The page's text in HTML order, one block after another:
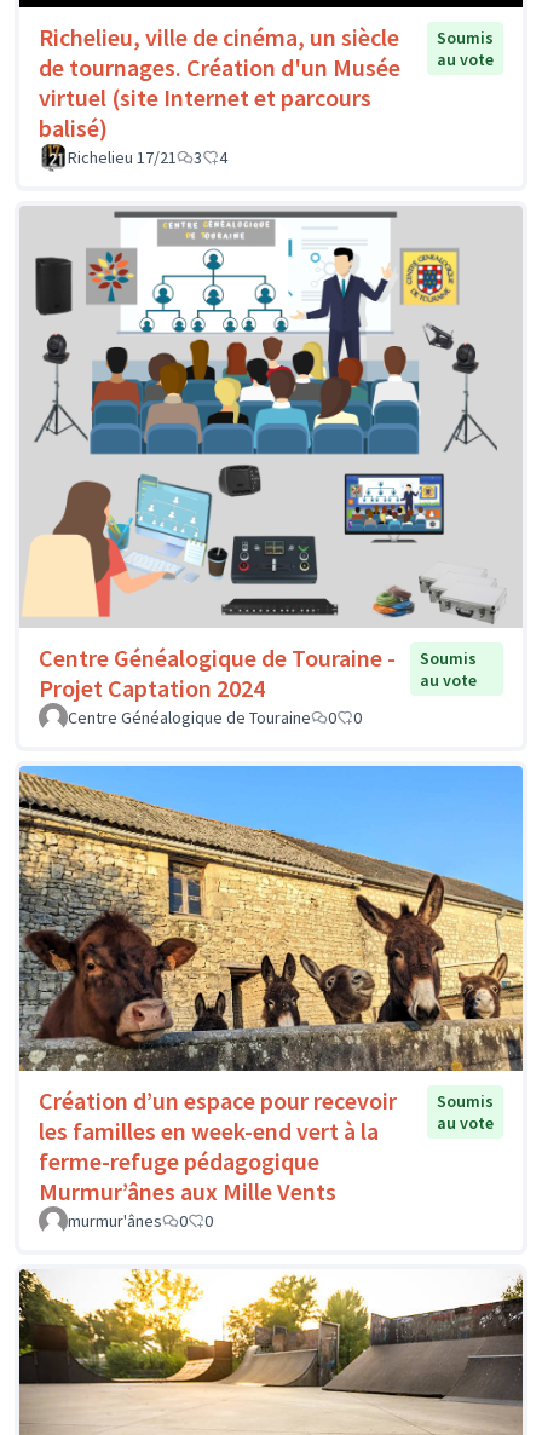
Richelieu, ville de cinéma, un siècle
de tournages. Création d'un Musée
virtuel (site Internet et parcours
balisé)
Soumis
au vote
Richelieu 17/21 3 4
Centre Généalogique de Touraine -
Projet Captation 2024
Soumis
au vote
Centre Généalogique de Touraine
0 0
Création d’un espace pour recevoir
les familles en week-end vert à la
ferme-refuge pédagogique
Murmur’ânes aux Mille Vents
Soumis
au vote
murmur'ânes 0 0